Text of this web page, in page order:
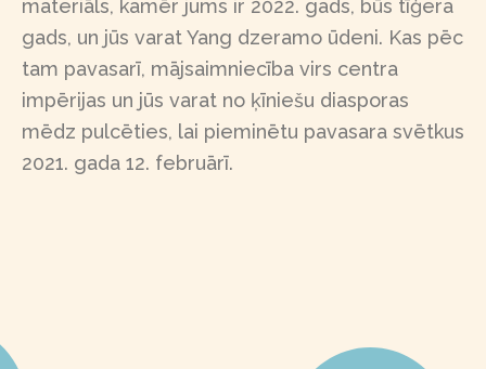
materiāls, kamēr jums ir 2022. gads, būs tīģera
gads, un jūs varat Yang dzeramo ūdeni. Kas pēc
tam pavasarī, mājsaimniecība virs centra
impērijas un jūs varat no ķīniešu diasporas
mēdz pulcēties, lai pieminētu pavasara svētkus
2021. gada 12. februārī.